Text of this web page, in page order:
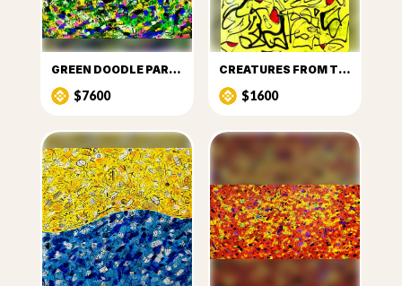
GREEN DOODLE PARTY
$7600
CREATURES FROM THE SUN
$1600